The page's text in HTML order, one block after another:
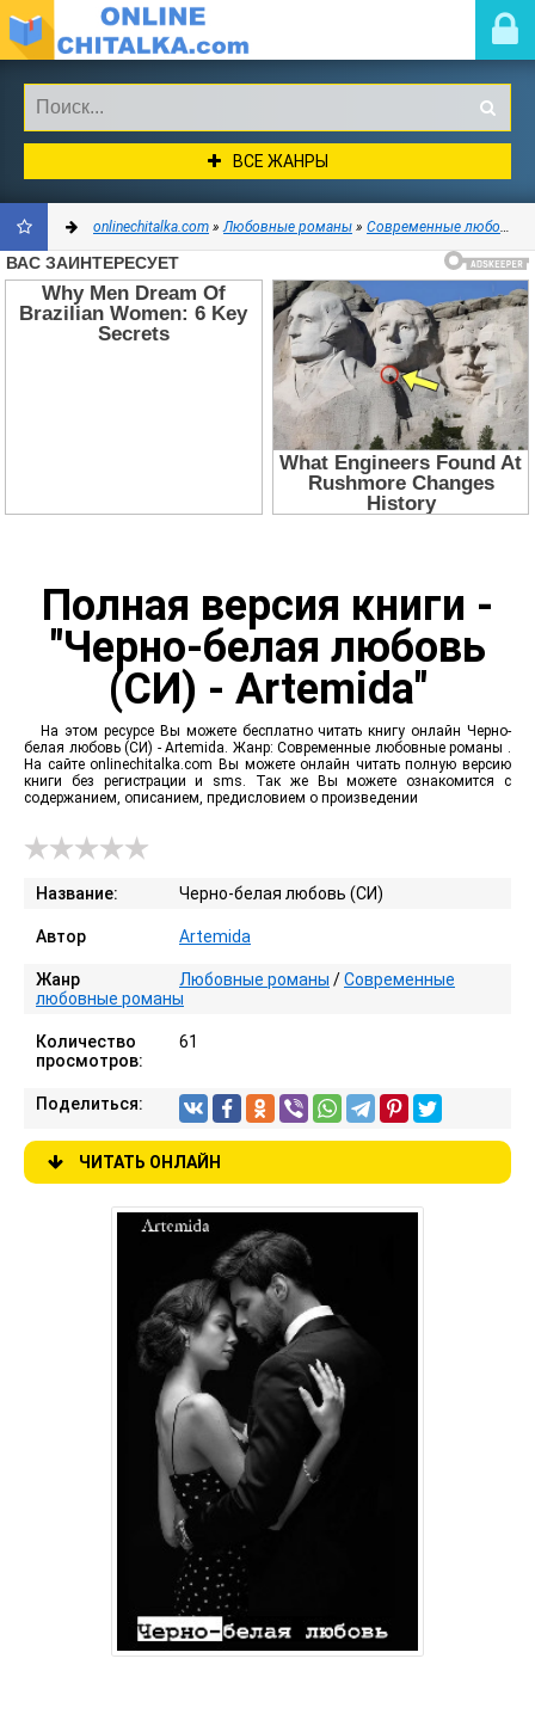
ВСЕ ЖАНРЫ
ДОБАВИТЬ
В
onlinechitalka.com »Любовные романы » Современные любовные романы
Полная версия книги -
"Черно-белая любовь
(СИ) - Artemida"
На этом ресурсе Вы можете бесплатно читать книгу онлайн Черно-
белая любовь (СИ) - Artemida. Жанр: Современные любовные романы .
На сайте onlinechitalka.com Вы можете онлайн читать полную версию
книги без регистрации и sms. Так же Вы можете ознакомится с
содержанием, описанием, предисловием о произведении
Название: Черно-белая любовь (СИ)
Автор Artemida
Жанр Любовные романы /Современные
любовные романы
Количество
просмотров:
61
Поделиться:
ЧИТАТЬ ОНЛАЙН